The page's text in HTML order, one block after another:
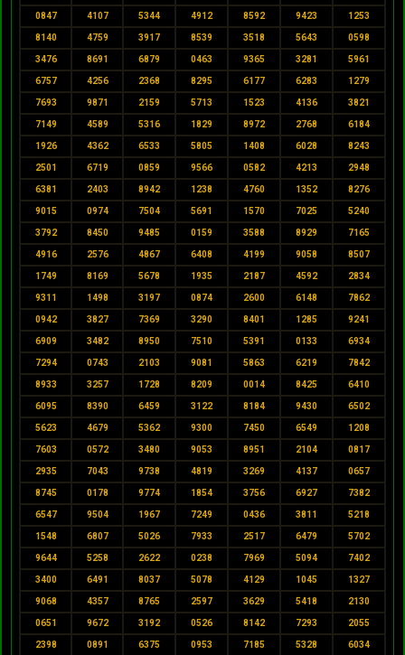
0847 4107 5344 4912 8592 9423 1253
8140 4759 3917 8539 3518 5643 0598
3476 8691 6879 0463 9365 3281 5961
6757 4256 2368 8295 6177 6283 1279
7693 9871 2159 5713 1523 4136 3821
7149 4589 5316 1829 8972 2768 6184
1926 4362 6533 5805 1408 6028 8243
2501 6719 0859 9566 0582 4213 2948
6381 2403 8942 1238 4760 1352 8276
9015 0974 7504 5691 1570 7025 5240
3792 8450 9485 0159 3588 8929 7165
4916 2576 4867 6408 4199 9058 8507
1749 8169 5678 1935 2187 4592 2834
9311 1498 3197 0874 2600 6148 7862
0942 3827 7369 3290 8401 1285 9241
6909 3482 8950 7510 5391 0133 6934
7294 0743 2103 9081 5863 6219 7842
8933 3257 1728 8209 0014 8425 6410
6095 8390 6459 3122 8184 9430 6502
5623 4679 5362 9300 7450 6549 1208
7603 0572 3480 9053 8951 2104 0817
2935 7043 9738 4819 3269 4137 0657
8745 0178 9774 1854 3756 6927 7382
6547 9504 1967 7249 0436 3811 5218
1548 6807 5026 7933 2517 6479 5702
9644 5258 2622 0238 7969 5094 7402
3400 6491 8037 5078 4129 1045 1327
9068 4357 8765 2597 3629 5418 2130
0651 9672 3192 0526 8142 7293 2055
2398 0891 6375 0953 7185 5328 6034